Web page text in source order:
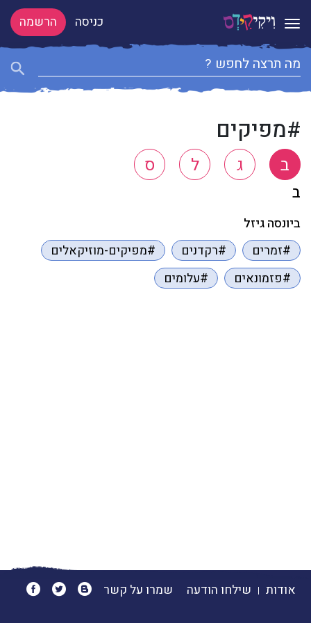
Toggle navigation כניסה הרשמה
#מפיקים
ב ג ל ס
ב
ביונסה גיזל
#זמרים
#רקדנים
#מפיקים-מוזיקאלים
#פזמונאים
#עלומים
אודות שילחו הודעה שמרו על קשר